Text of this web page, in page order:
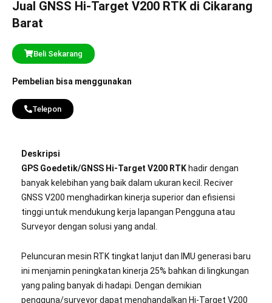
Jual GNSS Hi-Target V200 RTK di Cikarang
Barat
Beli Sekarang
Pembelian bisa menggunakan
Telepon
Deskripsi
GPS Goedetik/GNSS Hi-Target V200 RTK hadir dengan
banyak kelebihan yang baik dalam ukuran kecil. Reciver
GNSS V200 menghadirkan kinerja superior dan efisiensi
tinggi untuk mendukung kerja lapangan Pengguna atau
Surveyor dengan solusi yang andal.
Peluncuran mesin RTK tingkat lanjut dan IMU generasi baru
ini menjamin peningkatan kinerja 25% bahkan di lingkungan
yang paling banyak di hadapi. Dengan demikian
pengguna/surveyor dapat menghandalkan Hi-Target V200